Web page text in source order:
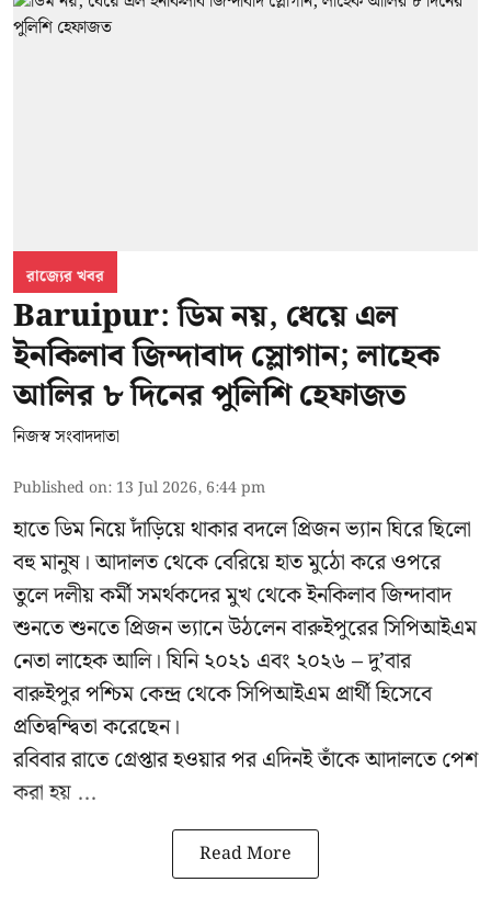
রাজ্যের খবর
Baruipur: ডিম নয়, ধেয়ে এল
ইনকিলাব জিন্দাবাদ স্লোগান; লাহেক
আলির ৮ দিনের পুলিশি হেফাজত
নিজস্ব সংবাদদাতা
Published on: 13 Jul 2026, 6:44 pm
হাতে ডিম নিয়ে দাঁড়িয়ে থাকার বদলে প্রিজন ভ্যান ঘিরে ছিলো
বহু মানুষ। আদালত থেকে বেরিয়ে হাত মুঠো করে ওপরে
তুলে দলীয় কর্মী সমর্থকদের মুখ থেকে ইনকিলাব জিন্দাবাদ
শুনতে শুনতে প্রিজন ভ্যানে উঠলেন বারুইপুরের সিপিআইএম
নেতা লাহেক আলি। যিনি ২০২১ এবং ২০২৬ – দু’বার
বারুইপুর পশ্চিম কেন্দ্র থেকে সিপিআইএম প্রার্থী হিসেবে
প্রতিদ্বন্দ্বিতা করেছেন।
রবিবার রাতে গ্রেপ্তার হওয়ার পর এদিনই তাঁকে আদালতে পেশ
করা হয় ...
Read More